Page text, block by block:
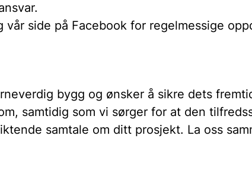
vår side på Facebook for regelmessige
bygg og ønsker å sikre dets
samtidig som vi sørger for at den
samtale om ditt prosjekt. La oss